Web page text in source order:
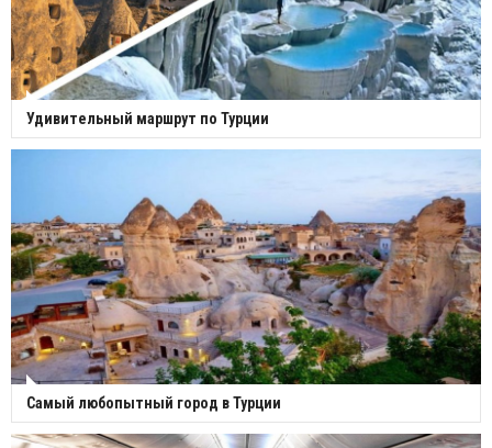
Удивительный маршрут по Турции
Самый любопытный город в Турции